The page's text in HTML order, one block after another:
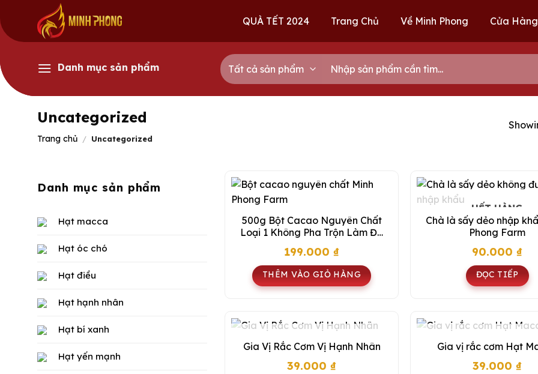
to
content
QUÀ TẾT 2024 Trang Chủ Về Minh Phong Cửa Hàng
Danh mục sản phẩm
kiếm:
Uncategorized
Trang chủ / Uncategorized
Danh mục sản phẩm
Hạt macca
Hạt óc chó
Hạt điều
Hạt hạnh nhân
Hạt bí xanh
Hạt yến mạnh
500g Bột Cacao Nguyên Chất
Loại 1 Không Pha Trộn Làm Đồ
Cacao Minh Phong 500g
199.000₫
THÊM VÀO GIỎ HÀNG
HẾT HÀNG
Chà là sấy dẻo nhập
Phong Farm
90.000₫
ĐỌC TIẾP
HẾT HÀNG
Gia Vị Rắc Cơm Vị Hạnh Nhân
39.000₫
HẾT HÀNG
Gia vị rắc cơm Hạt
39.000₫